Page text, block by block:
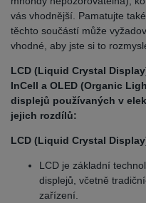
vás vhodnější. Pamatujte
těchto součástí může
vhodné, aby jste si to
LCD (Liquid Crystal
InCell a OLED (Organic
displejů používaných v
jejich rozdílů:
LCD (Liquid Crystal
LCD je základní
displejů, včetně
zařízení.